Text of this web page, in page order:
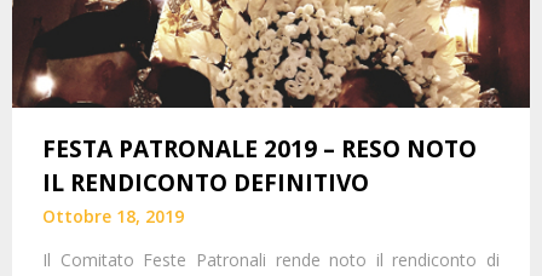
FESTA PATRONALE 2019 – RESO NOTO
IL RENDICONTO DEFINITIVO
Ottobre 18, 2019
Il Comitato Feste Patronali rende noto il rendiconto di